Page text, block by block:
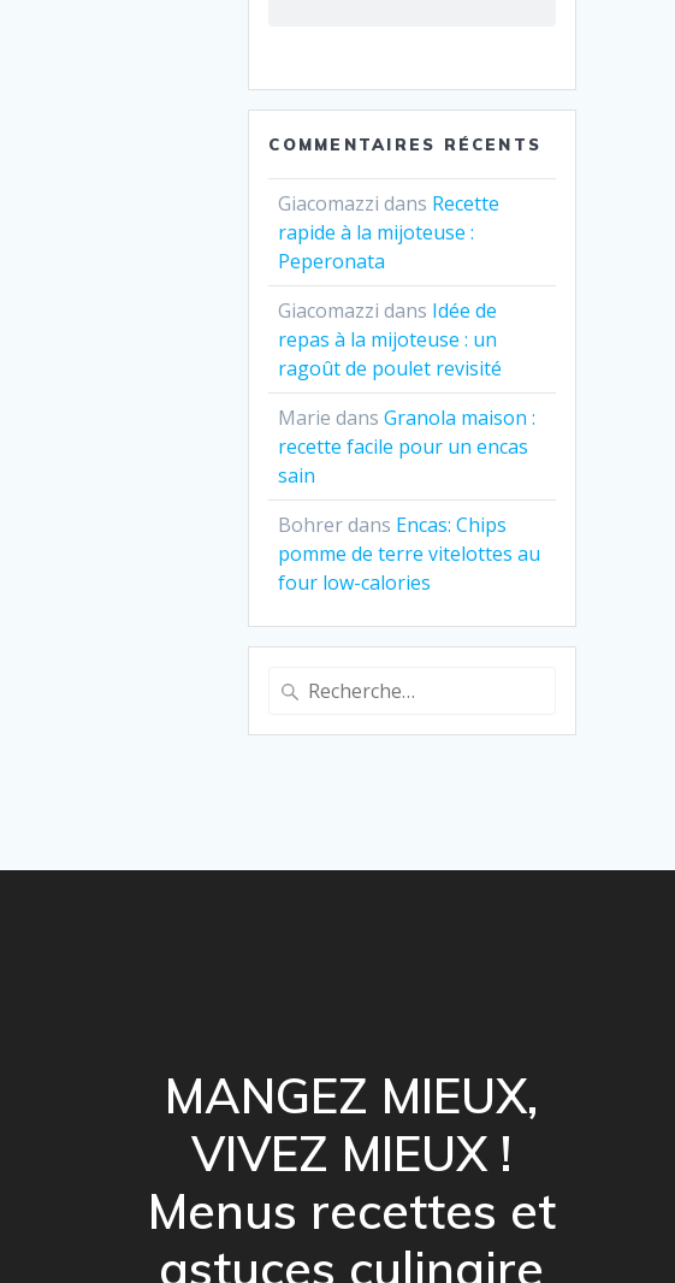
COMMENTAIRES RÉCENTS
Giacomazzi dans Recette
rapide à la mijoteuse :
Peperonata
Giacomazzi dans Idée de
repas à la mijoteuse : un
ragoût de poulet revisité
Marie dansGranola maison :
recette facile pour un encas
sain
Bohrerdans Encas: Chips
pomme de terre vitelottes au
four low-calories
Recherche
pour
:
MANGEZ MIEUX,
VIVEZ MIEUX !
Menus recettes et
astuces culinaire